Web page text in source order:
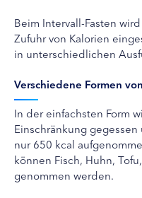
Beim Intervall-Fasten
Zufuhr von Kalorien
in unterschiedlichen
Verschiedene Formen
In der einfachsten Form
Einschränkung
nur 650 kcal
können Fisch, Huhn,
genommen werden.